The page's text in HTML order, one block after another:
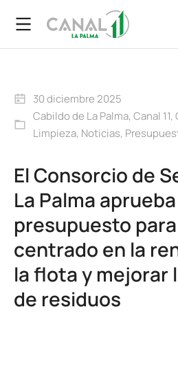
30 diciembre 2025
Cabildo de La Palma, Canal 11,
Limpieza, Noticias,
El Consorcio de
La Palma
presupuesto
centrado en la
la flota y mejorar
de residuos